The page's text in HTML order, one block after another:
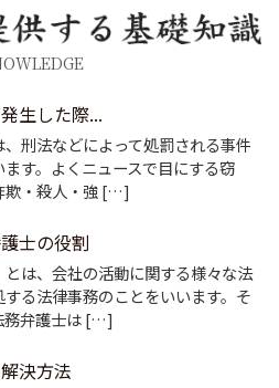
生した際...
刑法などによって処罰される事件
す。よくニュースで目にする窃
欺・殺人・強 […]
士の役割
とは、会社の活動に関する様々な法
る法律事務のことをいいます。そ
務弁護士は […]
決方法